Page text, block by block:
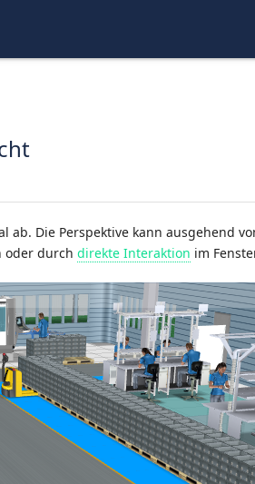
ab. Die Perspektive kann ausgehend
oder durch direkte Interaktion im